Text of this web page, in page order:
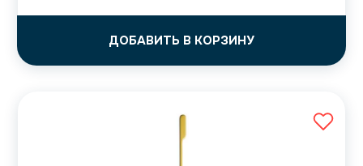
ДОБАВИТЬ В КОРЗИНУ